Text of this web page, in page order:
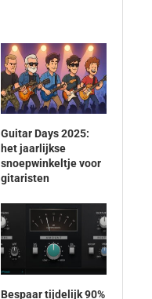
Guitar Days 2025:
het jaarlijkse
snoepwinkeltje voor
gitaristen
Bespaar tijdelijk 90%